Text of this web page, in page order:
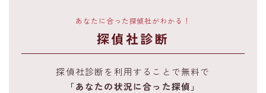
あなたに合った探偵社がわかる！
探偵社診断
探偵社診断を利用することで無料で
「あなたの状況に合った探偵」